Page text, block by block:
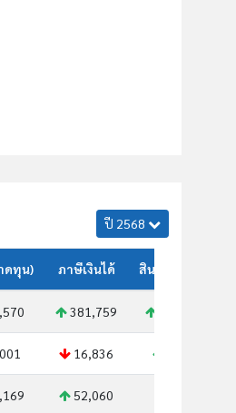
ปี 2568
ดทุน) ภาษีเงินได้ สินทรัพย์รวม
381,759
16,836
52,060